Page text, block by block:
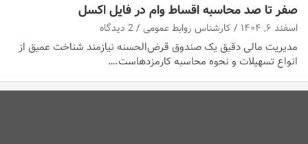
صفر تا صد محاسبه اقساط وام در فایل اکسل
اسفند ۶, ۱۴۰۴ کارشناس روابط عمومی 2 دیدگاه
مدیریت مالی دقیق یک صندوق قرض‌الحسنه نیازمند شناخت عمیق از
انواع تسهیلات و نحوه محاسبه کارمزدهاست.…